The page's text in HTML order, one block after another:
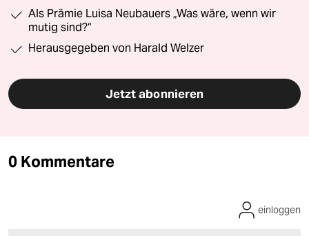
Als Prämie Luisa Neubauers „Was wäre, wenn wir
mutig sind?“
Herausgegeben von Harald Welzer
Jetzt abonnieren
0 Kommentare
einloggen